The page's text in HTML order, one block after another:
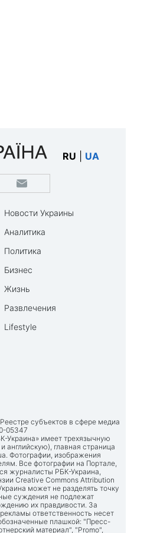
RU UA
Новости Украины
Аналитика
Политика
Бизнес
Жизнь
Развлечения
Lifestyle
субъектов в сфере медиа
05347
Украина» имеет трехязычную
английскую), главная страница
. Фотографии, изображения
Все фотографии на Портале,
журналисты РБК-Украина,
Creative Commons Attribution
может не разделять точку
суждения не подлежат
их правдивости. За
ответственность несет
плашкой: "Пресс-
материал", "Promo",